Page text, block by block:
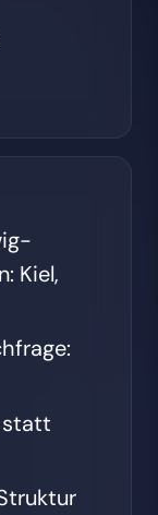
Kiel,
statt